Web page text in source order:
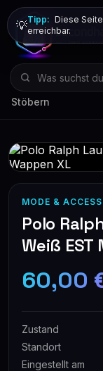
Stöbern
💡Tipp: Diese
erreichbar.
MODE &
Polo
Weiß EST
60,00
Zustand
Standort
Eingestellt am